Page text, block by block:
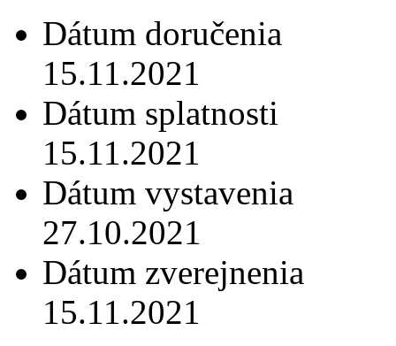
Dátum doručenia
15.11.2021
Dátum splatnosti
15.11.2021
Dátum vystavenia
27.10.2021
Dátum zverejnenia
15.11.2021